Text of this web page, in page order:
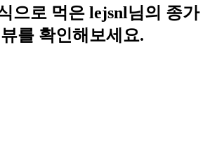
으로 먹은 lejsnl님의 종가
를 확인해보세요.